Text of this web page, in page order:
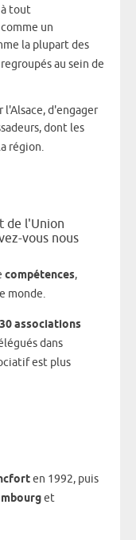
tout
un
la plupart des
au sein de
l'Alsace, d'engager
dont les
région.
de l'Union
vous nous
compétences,
monde.
30 associations
dans
est plus
en 1992, puis
et